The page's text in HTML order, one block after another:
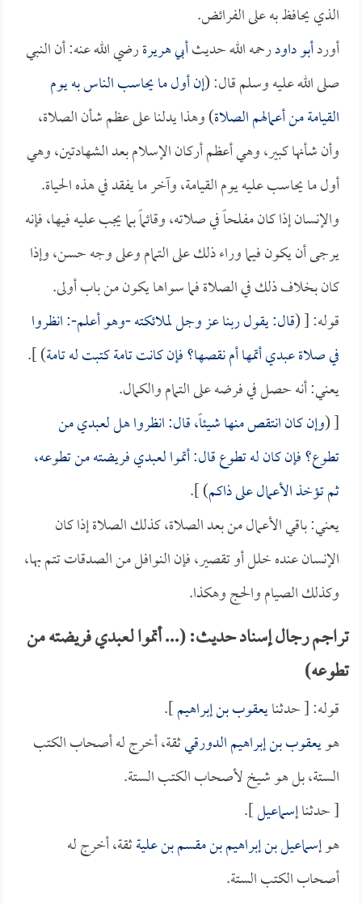
الذي يحافظ به على الفرائض.
أوردأبو داودرحمه الله حديثأبي هريرةرضي الله عنه: أن النبي
صلى الله عليه وسلم قال: (إن أول ما يحاسب الناس به يوم
القيامة من أعمالهم الصلاة) وهذا يدلنا على عظم شأن الصلاة،
وأن شأنها كبير، وهي أعظم أركان الإسلام بعد الشهادتين، وهي
أول ما يحاسب عليه يوم القيامة، وآخر ما يفقد في هذه الحياة.
والإنسان إذا كان مفلحاً في صلاته، وقائماً بما يجب عليه فيها، فإنه
يرجى أن يكون فيما وراء ذلك على التمام وعلى وجه حسن، وإذا
كان بخلاف ذلك في الصلاة فما سواها يكون من باب أولى.
قوله: [ (قال: يقول ربنا عز وجل لملائكته -وهو أعلم-: انظروا
في صلاة عبدي أتمها أم نقصها؟ فإن كانت تامة كتبت له تامة) ].
يعني: أنه حصل في فرضه على التمام والكمال.
[ (وإن كان انتقص منها شيئاً، قال: انظروا هل لعبدي من
تطوع؟ فإن كان له تطوع قال: أتموا لعبدي فريضته من تطوعه،
ثم تؤخذ الأعمال على ذاكم) ].
يعني: باقي الأعمال من بعد الصلاة، كذلك الصلاة إذا كان
الإنسان عنده خلل أو تقصير، فإن النوافل من الصدقات تتم بها،
وكذلك الصيام والحج وهكذا.
تراجم رجال إسناد حديث: (... أتموا لعبدي فريضته من
تطوعه)
قوله: [ حدثنايعقوب بن إبراهيم].
هويعقوب بن إبراهيم الدورقيثقة، أخرج له أصحاب الكتب
الستة، بل هو شيخ لأصحاب الكتب الستة.
[ حدثناإسماعيل].
هوإسماعيل بن إبراهيم بن مقسم بن عليةثقة، أخرج له
أصحاب الكتب الستة.